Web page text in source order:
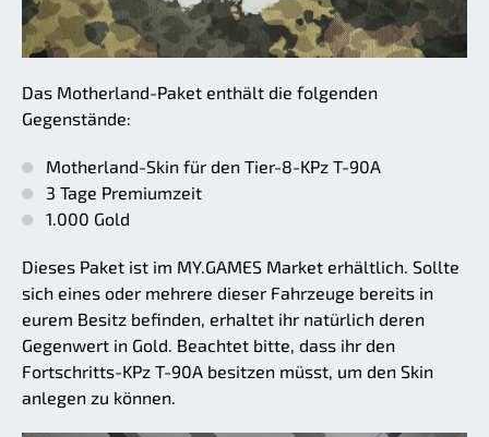
Das Motherland-Paket enthält die folgenden
Gegenstände:
Motherland-Skin für den Tier-8-KPz T-90A
3 Tage Premiumzeit
1.000 Gold
Dieses Paket ist im MY.GAMES Market erhältlich. Sollte
sich eines oder mehrere dieser Fahrzeuge bereits in
eurem Besitz befinden, erhaltet ihr natürlich deren
Gegenwert in Gold. Beachtet bitte, dass ihr den
Fortschritts-KPz T-90A besitzen müsst, um den Skin
anlegen zu können.